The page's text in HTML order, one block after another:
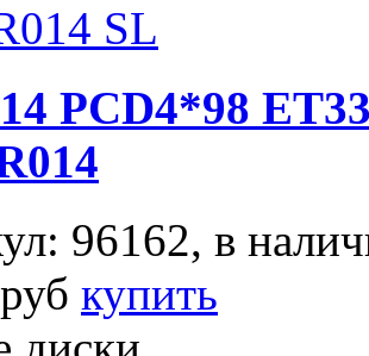
PCD4*98
96162, в
руб купить